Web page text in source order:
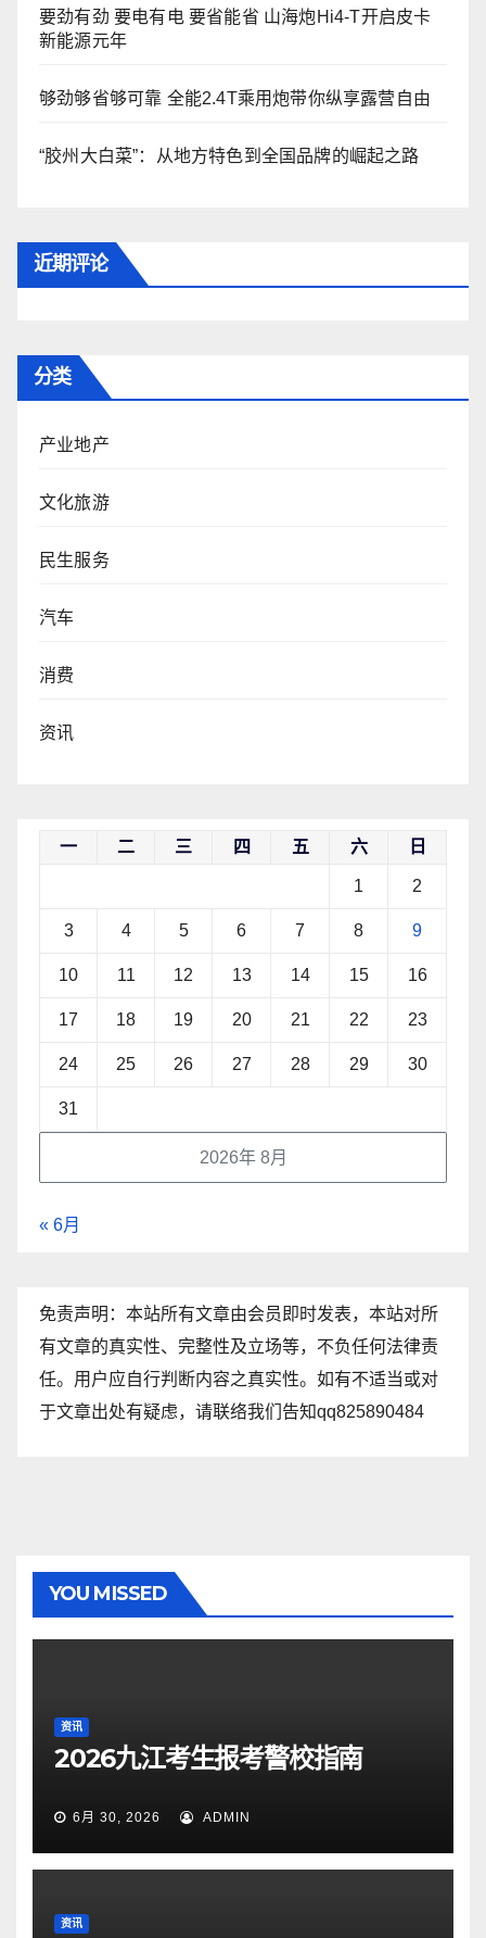
要劲有劲 要电有电 要省能省 山海炮Hi4-T开启皮卡
新能源元年
够劲够省够可靠 全能2.4T乘用炮带你纵享露营自由
“胶州大白菜”：从地方特色到全国品牌的崛起之路
近期评论
分类
产业地产
文化旅游
民生服务
汽车
消费
资讯
2026年 8月
一 二 三 四 五 六 日
1 2
3 4 5 6 7 8 9
10 11 12 13 14 15 16
17 18 19 20 21 22 23
24 25 26 27 28 29 30
31
« 6月
免责声明：本站所有文章由会员即时发表，本站对所
有文章的真实性、完整性及立场等，不负任何法律责
任。用户应自行判断内容之真实性。如有不适当或对
于文章出处有疑虑，请联络我们告知qq825890484
YOU MISSED
资讯
2026九江考生报考警校指南
6月 30, 2026 ADMIN
资讯